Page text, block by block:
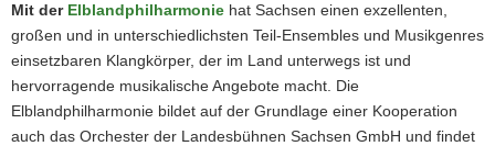
Mit der Elblandphilharmonie hat Sachsen einen exzellenten,
großen und in unterschiedlichsten Teil-Ensembles und Musikgenres
einsetzbaren Klangkörper, der im Land unterwegs ist und
hervorragende musikalische Angebote macht. Die
Elblandphilharmonie bildet auf der Grundlage einer Kooperation
auch das Orchester der Landesbühnen Sachsen GmbH und findet